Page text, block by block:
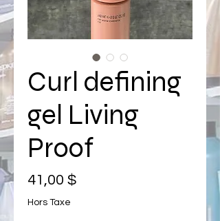
Curl defining
gel Living
Proof
41,00 $
Hors Taxe